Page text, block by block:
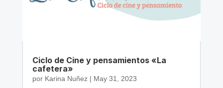
Ciclo de Cine y pensamientos «La
cafetera»
por Karina Nuñez| May 31, 2023